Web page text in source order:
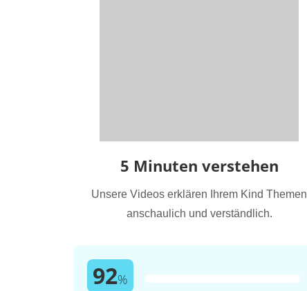
5 Minuten verstehen
Unsere Videos erklären Ihrem Kind Themen
anschaulich und verständlich.
92%